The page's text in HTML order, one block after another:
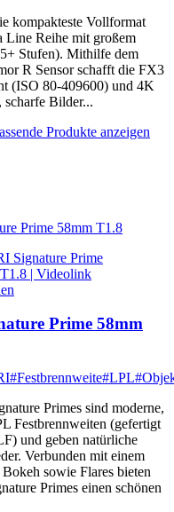
kompakteste Vollformat
Line Reihe mit großem
Stufen). Mithilfe dem
R Sensor schafft die FX3
(ISO 80-409600) und 4K
Bilder...
Produkte anzeigen
Prime 58mm T1.8
Prime 58mm
#Festbrennweite#LPL
Primes sind moderne,
Festbrennweiten (gefertigt
und geben natürliche
Verbunden mit einem
sowie Flares bieten
Primes einen schönen